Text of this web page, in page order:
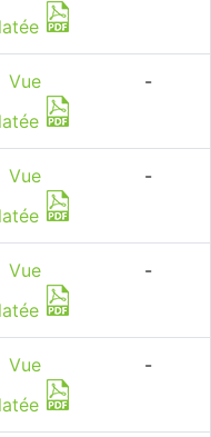
Vue
-
Vue
-
Vue
-
Vue
-